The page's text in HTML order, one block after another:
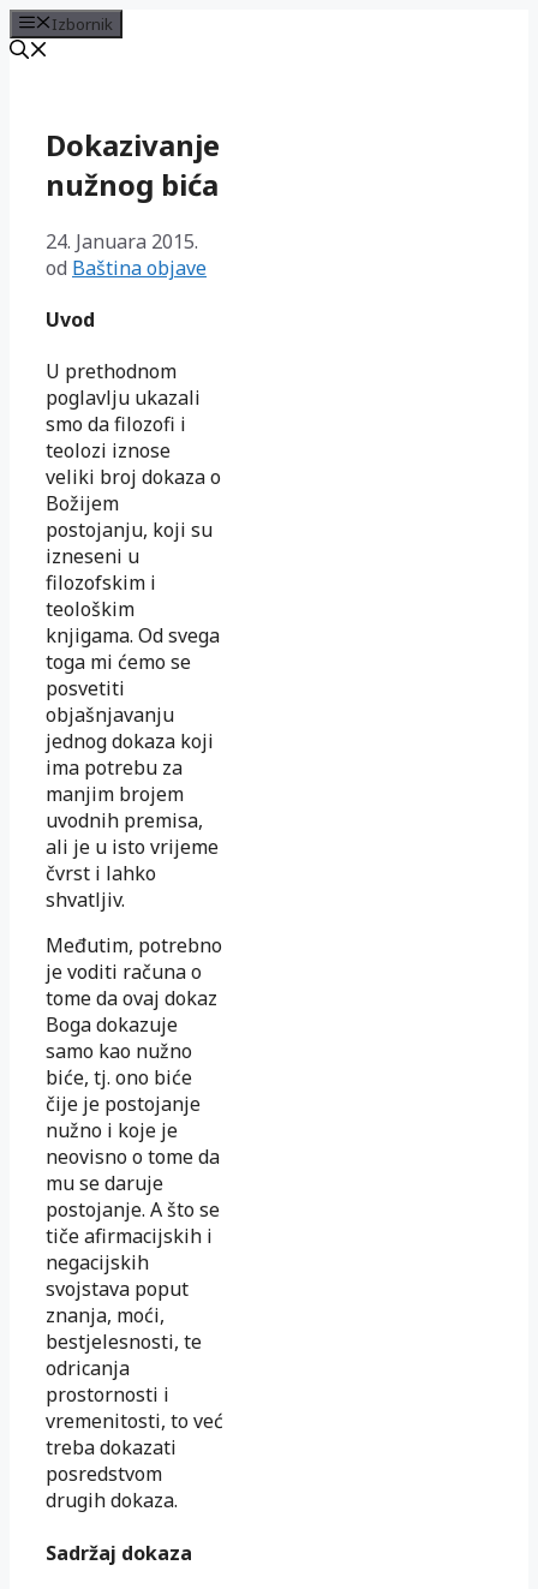
Izbornik
sadržajDokazivanje
nužnog bića
24. Januara 2015.
od Baština objave
Uvod
U prethodnom
poglavlju ukazali
smo da filozofi i
teolozi iznose
veliki broj dokaza o
Božijem
postojanju, koji su
izneseni u
filozofskim i
teološkim
knjigama. Od svega
toga mi ćemo se
posvetiti
objašnjavanju
jednog dokaza koji
ima potrebu za
manjim brojem
uvodnih premisa,
ali je u isto vrijeme
čvrst i lahko
shvatljiv.
Međutim, potrebno
je voditi računa o
tome da ovaj dokaz
Boga dokazuje
samo kao nužno
biće, tj. ono biće
čije je postojanje
nužno i koje je
neovisno o tome da
mu se daruje
postojanje. A što se
tiče afirmacijskih i
negacijskih
svojstava poput
znanja, moći,
bestjelesnosti, te
odricanja
prostornosti i
vremenitosti, to već
treba dokazati
posredstvom
drugih dokaza.
Sadržaj dokaza